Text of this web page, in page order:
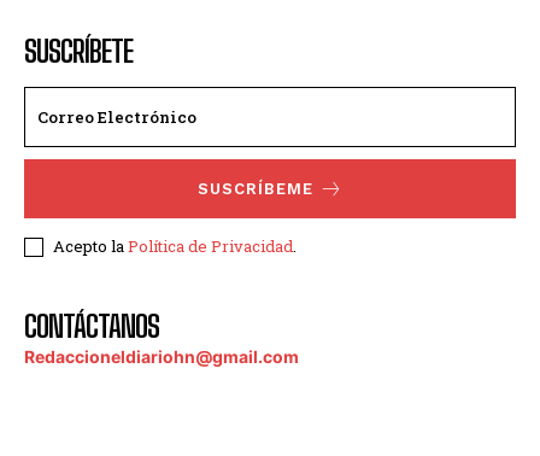
SUSCRÍBETE
SUSCRÍBEME
Acepto la Política de Privacidad
CONTÁCTANOS
Redaccioneldiariohn@gmail.com